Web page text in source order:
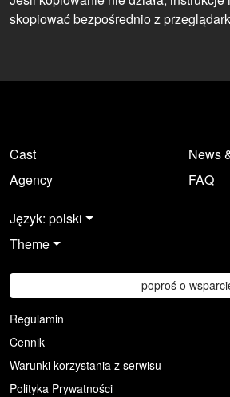
skopiować bezpośrednio z
Cast
Agency
News
FAQ
Język: polski
Theme
poproś o
Regulamin
Cennik
Warunki korzystania z serwisu
Polityka Prywatności